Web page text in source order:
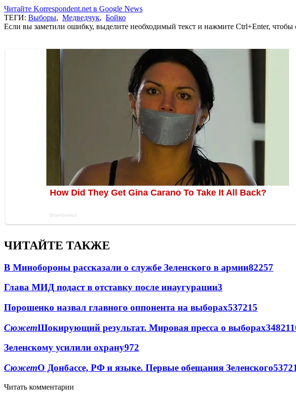
Читайте Korrespondent.net в Google News
ТЕГИ: Выборы, Медведчук, Бойко
Если вы заметили ошибку, выделите необходимый текст и нажмите Ctrl+Enter, чтобы
ЧИТАЙТЕ ТАКЖЕ
В Минобороны рассказали о службе Зеленского в армии82257
Глава МИД подаст в отставку после инаугурации3
Порошенко назвал главного оппонента на выборах537215
СюжетШокирующий результат. Мировая пресса о выборах3482
Зеленскому усилили охрану972
СюжетО Донбассе, РФ и языке. Первые обещания Зеленского53721
Читать комментарии